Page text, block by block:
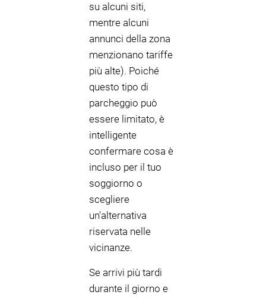
su alcuni siti,
mentre alcuni
annunci della zona
menzionano tariffe
più alte). Poiché
questo tipo di
parcheggio può
essere limitato, è
intelligente
confermare cosa è
incluso per il tuo
soggiorno o
scegliere
un'alternativa
riservata nelle
vicinanze.
Se arrivi più tardi
durante il giorno e